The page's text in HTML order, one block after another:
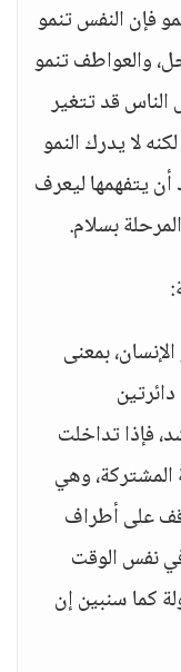
فإن النفس تنمو
والعواطف تنمو
الناس قد تتغير
لا يدرك النمو
أن يتفهمها ليعرف
بسلام.
بمعنى
فإذا تداخلت
المشتركة، وهي
على أطراف
نفس الوقت
كما سنبين إن